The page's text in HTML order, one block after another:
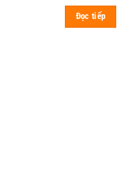
Đọc tiếp